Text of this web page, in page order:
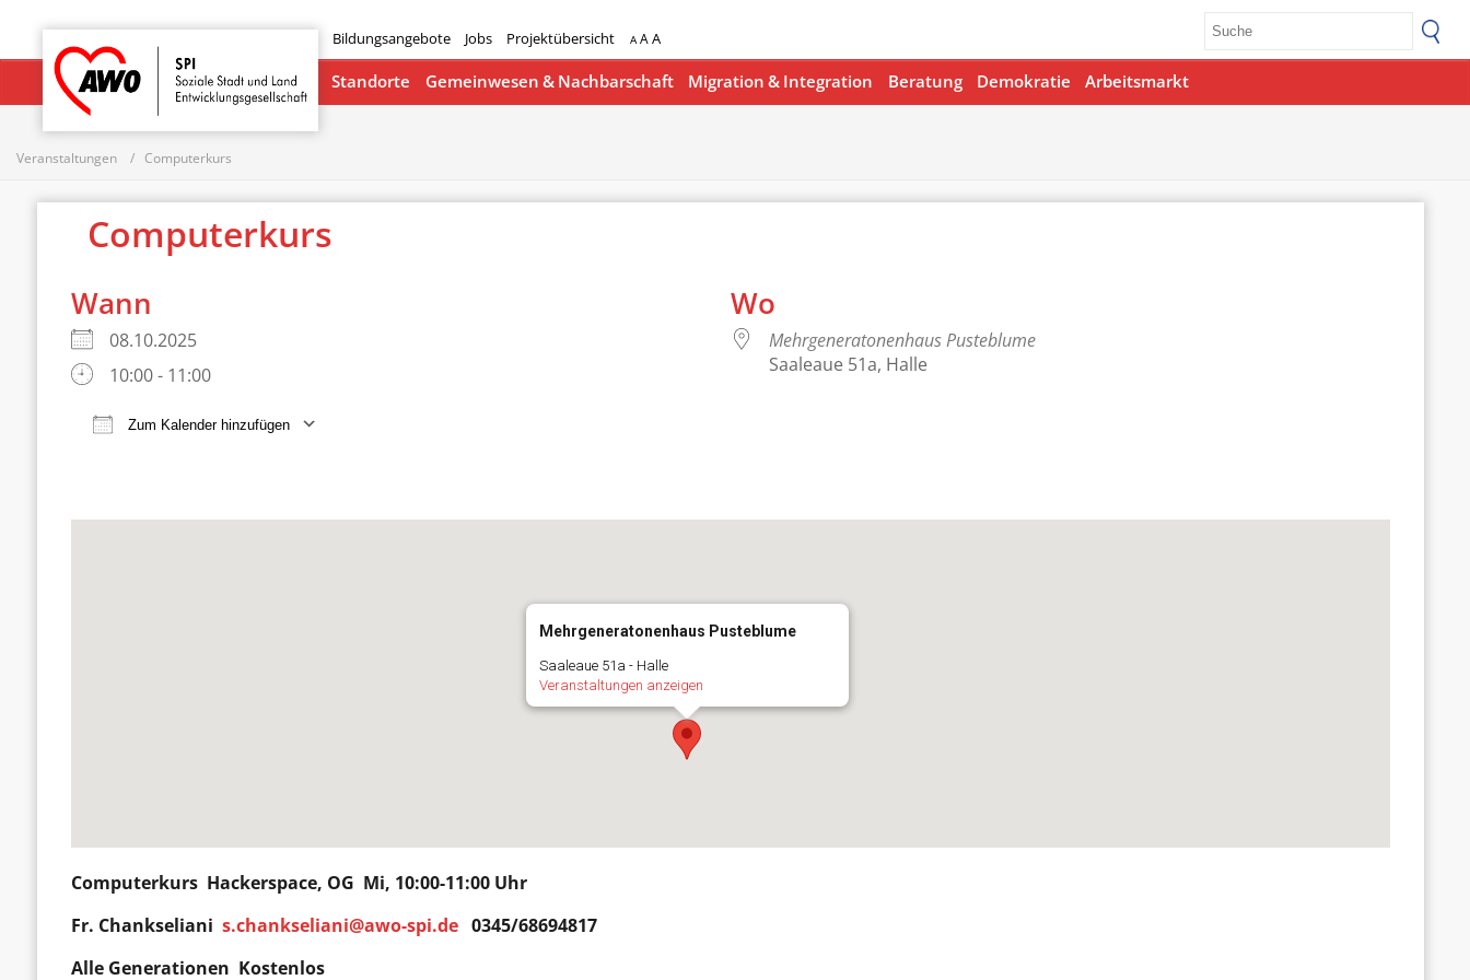
Bildungsangebote Jobs Projektübersicht A AA
Startseite
Standorte Gemeinwesen & Nachbarschaft Migration & Integration Beratung Demokratie Arbeitsmarkt
Veranstaltungen Computerkurs
Computerkurs
Wann
08.10.2025
10:00 - 11:00
Zum Kalender hinzufügen
Wo
Mehrgeneratonenhaus Pusteblume
Saaleaue 51a, Halle
Mehrgeneratonenhaus Pusteblume
Saaleaue 51a - Halle
Veranstaltungen anzeigen
Computerkurs Hackerspace, OG Mi, 10:00-11:00 Uhr
Fr. Chankselianis.chankseliani@awo-spi.de 0345/68694817
Alle Generationen Kostenlos